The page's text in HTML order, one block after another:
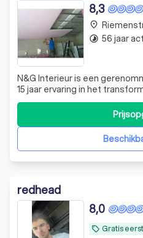
8,3
N&G Interieur is een
15 jaar ervaring in het
expertise ligt in het volledig
woning, waarbij we alles
plafonds tot gyproc en op
unieke aan onze dienstver
place
timelapse 56 jaar
redhead
local_offer Gratis
8,0